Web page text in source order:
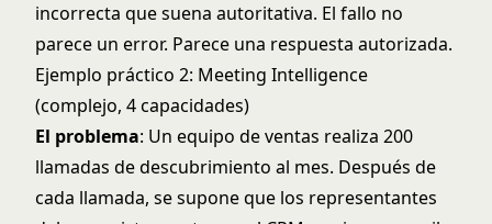
incorrecta que suena autoritativa. El fallo no
parece un error. Parece una respuesta autorizada.
Ejemplo práctico 2: Meeting Intelligence
(complejo, 4 capacidades)
El problema: Un equipo de ventas realiza 200
llamadas de descubrimiento al mes. Después de
cada llamada, se supone que los representantes